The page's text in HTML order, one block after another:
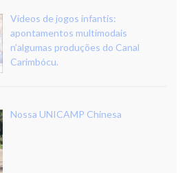
Vídeos de jogos infantis:
apontamentos multimodais
n’algumas produções do Canal
Carimbócu.
Nossa UNICAMP Chinesa